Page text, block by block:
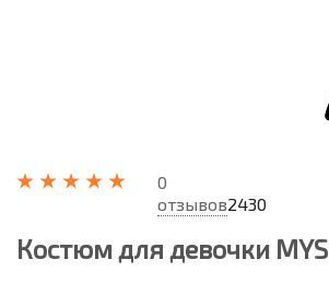
0
отзывов2430
Костюм для девочки MYS